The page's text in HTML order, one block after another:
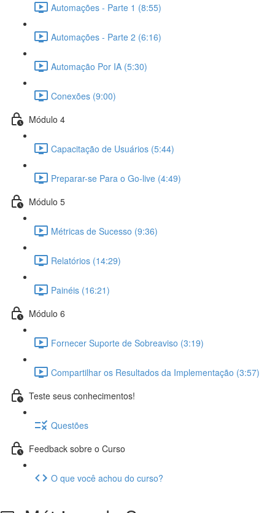
Automações - Parte 1 (8:55)
Automações - Parte 2 (6:16)
Automação Por IA (5:30)
Conexões (9:00)
Módulo 4
Capacitação de Usuários (5:44)
Preparar-se Para o Go-live (4:49)
Módulo 5
Métricas de Sucesso (9:36)
Relatórios (14:29)
Painéis (16:21)
Módulo 6
Fornecer Suporte de Sobreaviso (3:19)
Compartilhar os Resultados da Implementação (3:57)
Teste seus conhecimentos!
Questões
Feedback sobre o Curso
O que você achou do curso?